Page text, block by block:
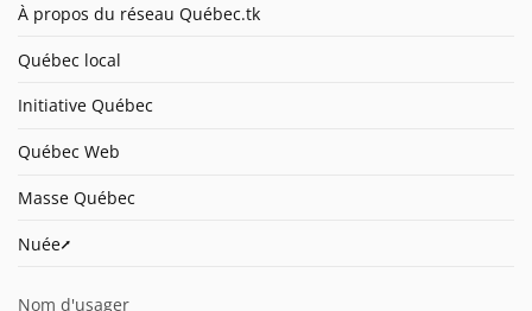
À propos du réseau Québec.tk
Québec local
Initiative Québec
Québec Web
Masse Québec
Nuée⭧
Nom d'usager